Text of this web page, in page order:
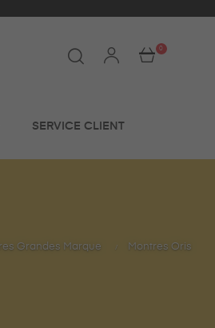
0
SERVICE CLIENT
Grandes Marque Montres Oris